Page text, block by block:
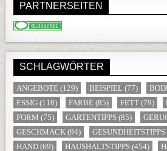
PARTNERSEITEN
SCHLAGWÖRTER
ANGEBOTE (129) BEISPIEL (77)
ESSIG (118) FARBE (85) FETT (79)
FORM (75) GARTENTIPPS (85)
GESCHMACK (94) GESUNDHEITSTIPPS
HAND (69) HAUSHALTSTIPPS (454)